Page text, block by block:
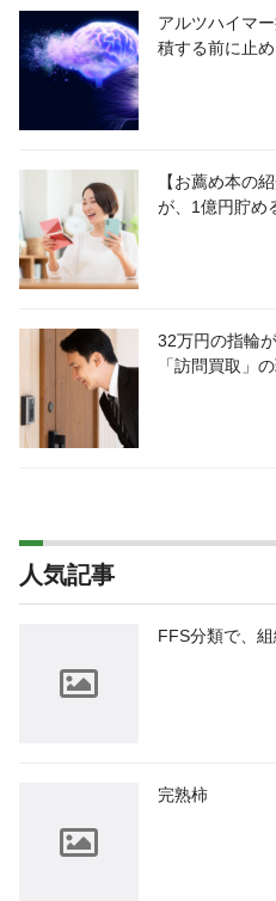
アルツハイマ
積する前に止
【お薦め本の
が、1億円貯め
32万円の指輪
「訪問買取」
人気記事
FFS分類で、
完熟柿